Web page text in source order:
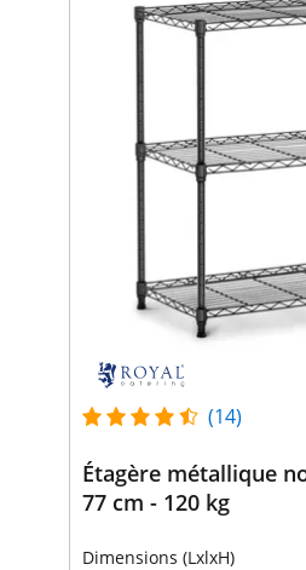
(14)
Étagère métallique
77 cm - 120 kg
Dimensions (LxlxH)